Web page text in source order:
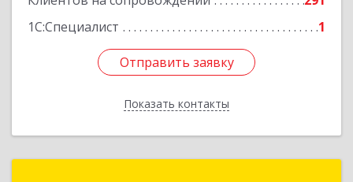
1С:Специалист
1
Отправить заявку
Показать контакты
Отправить заявку
Назад